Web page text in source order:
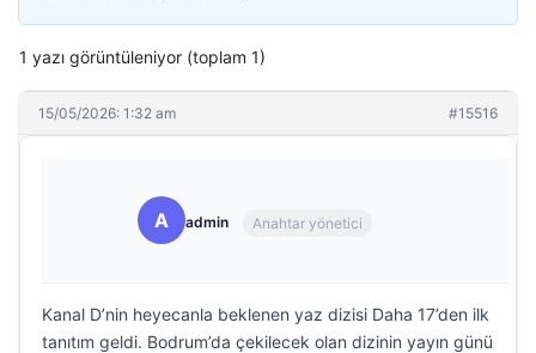
1 yazı görüntüleniyor (toplam 1)
15/05/2026: 1:32 am #15516
A admin Anahtar yönetici
Kanal D’nin heyecanla beklenen yaz dizisi Daha 17’den ilk
tanıtım geldi. Bodrum’da çekilecek olan dizinin yayın günü